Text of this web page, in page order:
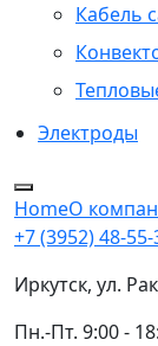
Кабель
Электроды
HomeО
Иркутск, ул.
Пн.-Пт. 9:00 -
+7 (3952) 48-